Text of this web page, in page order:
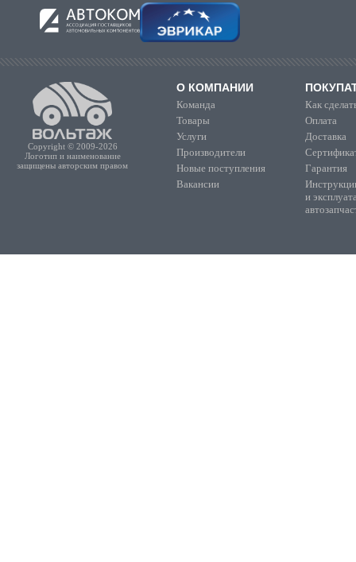
Copyright © 2009-2026
Логотип и наименование
защищены авторским правом
О КОМПАНИИ
Команда
Товары
Услуги
Производители
Новые поступления
Вакансии
Как
Оплата
Доставка
Гарантия
и